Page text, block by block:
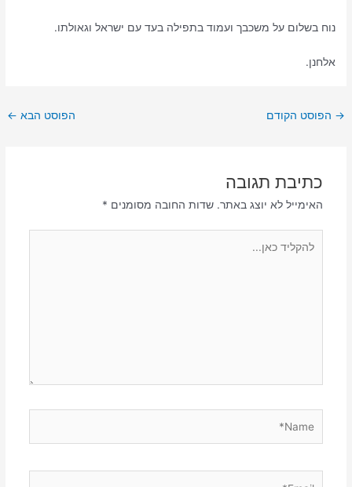
נוח בשלום על משכבך ועמוד בתפילה בעד עם ישראל וגאולתו.
אלחנן.
→ הפוסט הקודם הפוסט הבא ←
כתיבת תגובה
האימייל לא יוצג באתר. שדות החובה מסומנים *
כאן...